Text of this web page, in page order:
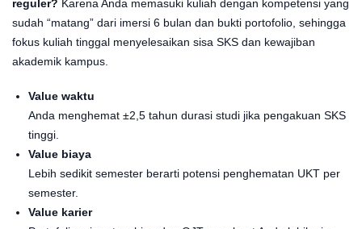
reguler? Karena Anda memasuki kuliah dengan kompetensi yang
sudah “matang” dari imersi 6 bulan dan bukti portofolio, sehingga
fokus kuliah tinggal menyelesaikan sisa SKS dan kewajiban
akademik kampus.
Value waktu
Anda menghemat ±2,5 tahun durasi studi jika pengakuan SKS
tinggi.
Value biaya
Lebih sedikit semester berarti potensi penghematan UKT per
semester.
Value karier